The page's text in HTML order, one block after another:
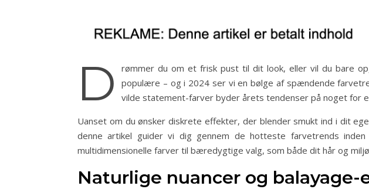
D
rømmer du om et frisk pust til dit look, eller vil du bare
populære – og i 2024 ser vi en bølge af spændende
vilde statement-farver byder årets tendenser på noget for
Uanset om du ønsker diskrete effekter, der blender smukt ind i dit
denne artikel guider vi dig gennem de hotteste farvetrends
multidimensionelle farver til bæredygtige valg, som både dit hår og
Naturlige nuancer og